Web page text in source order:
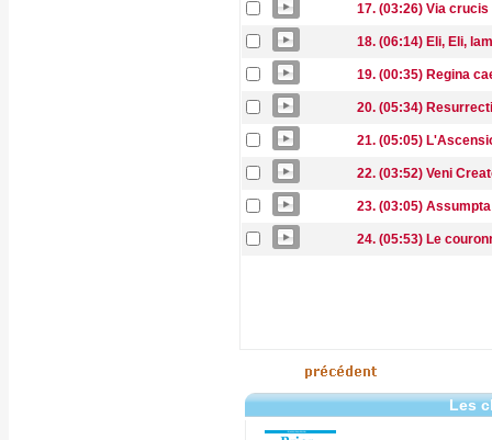
17. (03:26) Via crucis
18. (06:14) Eli, Eli,
19. (00:35) Regina
20. (05:34)
21. (05:05)
22. (03:52) Veni
23. (03:05)
24. (05:53) Le
Les